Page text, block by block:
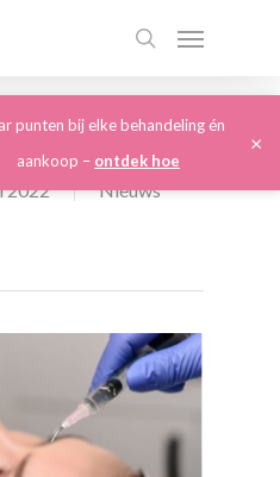
2022 Nieuws
punten bij elke behandeling én
aankoop – ontdek hoe
×